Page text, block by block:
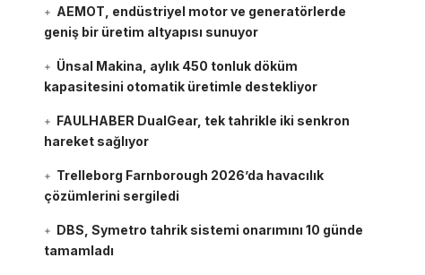
AEMOT, endüstriyel motor ve generatörlerde
geniş bir üretim altyapısı sunuyor
Ünsal Makina, aylık 450 tonluk döküm
kapasitesini otomatik üretimle destekliyor
FAULHABER DualGear, tek tahrikle iki senkron
hareket sağlıyor
Trelleborg Farnborough 2026’da havacılık
çözümlerini sergiledi
DBS, Symetro tahrik sistemi onarımını 10 günde
tamamladı